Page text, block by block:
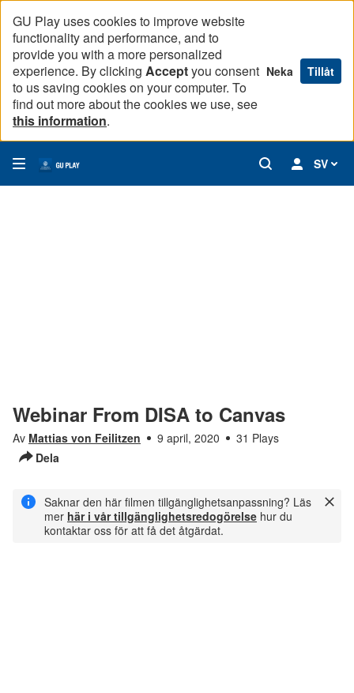
GU Play uses cookies to improve website
functionality and performance, and to
provide you with a more personalized
experience. By clicking Acceptyou consent
to us saving cookies on your computer. To
find out more about the cookies we use, see
this information.
Neka Tillåt
SV
Webinar From DISA to Canvas
Av Mattias von Feilitzen 9 april, 2020
31 Plays
Dela
Saknar den här filmen tillgänglighetsanpassning? Läs
mer här i vår tillgänglighetsredogörelse hur du
kontaktar oss för att få det åtgärdat.